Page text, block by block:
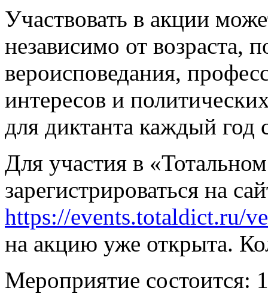
Участвовать в акции
независимо от возраста,
вероисповедания,
интересов и
для диктанта каждый год
Для участия в
зарегистрироваться на
https://events.totaldict.ru/
на акцию уже открыта.
Мероприятие состоится: